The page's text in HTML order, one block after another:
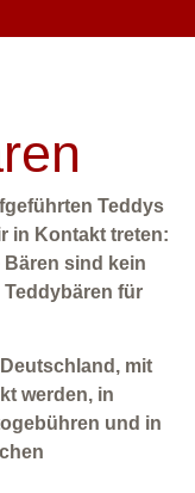
Teddys
in Kontakt treten:
Bären sind kein
für
mit
werden, in
und in